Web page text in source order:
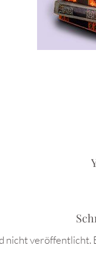
nicht veröffentlicht.